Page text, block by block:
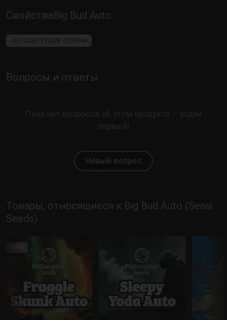
СвойстваBig Bud Auto
АВТОЦВЕТУЩИЕ СЕМЕНА
Вопросы и ответы
Пока нет вопросов об этом продукте — задай
первый!
Новый вопрос
Товары, относящиеся к Big Bud Auto (Sensi
Seeds)